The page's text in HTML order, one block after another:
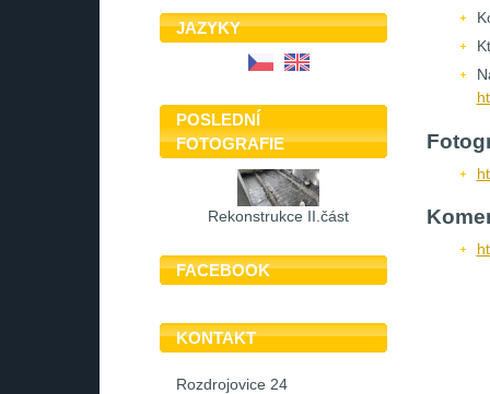
JAZYKY
POSLEDNÍ
FOTOGRAFIE
Rekonstrukce II.část
FACEBOOK
KONTAKT
Rozdrojovice 24